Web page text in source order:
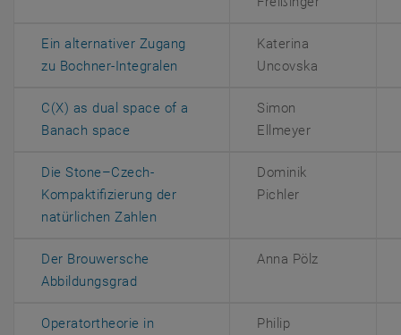
Ein alternativer Zugang
zu Bochner-Integralen , öffnet eine externe URL in einem
Katerina
Uncovska
C(X) as dual space of a
Banach space , öffnet eine externe URL in einem neuen
Simon
Ellmeyer
Die Stone–Czech-
Kompaktifizierung der
natürlichen Zahlen
Dominik
Pichler
Der Brouwersche
Abbildungsgrad
Anna Pölz
Operatortheorie in
Philip